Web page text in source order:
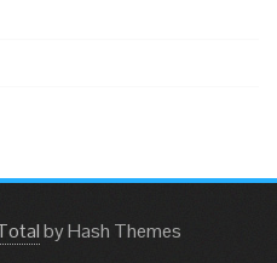
by Hash Themes